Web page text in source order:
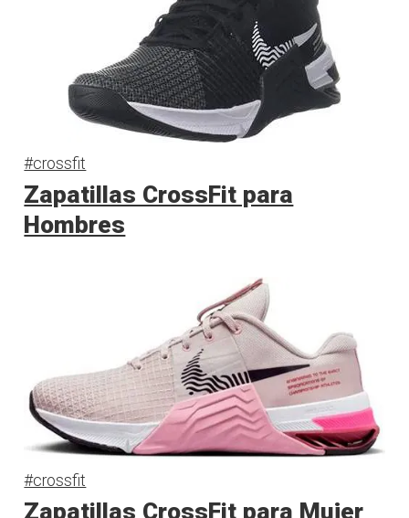
#crossfit
Zapatillas CrossFit para
Hombres
#crossfit
Zapatillas CrossFit para Mujer